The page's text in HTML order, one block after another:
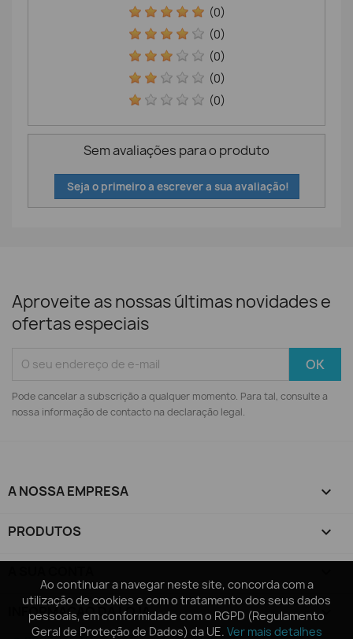
Ao continuar a navegar neste site, concorda com a
utilização de cookies e com o tratamento dos seus dados
pessoais, em conformidade com o RGPD (Regulamento
Geral de Proteção de Dados) da UE. Ver mais detalhes
(0)
(0)
(0)
(0)
(0)
Sem avaliações para o produto
Seja o primeiro a escrever a sua avaliação!
Aproveite as nossas últimas novidades e
ofertas especiais
Pode cancelar a subscrição a qualquer momento. Para tal, consulte a
nossa informação de contacto na declaração legal.
A NOSSA EMPRESA 
PRODUTOS 
INFORMAÇÃO DA LOJA keyboard_arrow_down
Ao continuar a navegar neste site, concorda com a
utilização de cookies e com o tratamento dos seus dados
pessoais, em conformidade com o RGPD (Regulamento
Geral de Proteção de Dados) da UE. Ver mais detalhes